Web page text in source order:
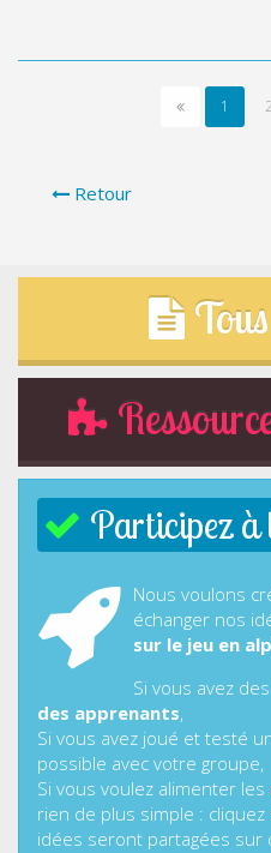
1 2
Retour
Participez à
Nous voulons
échanger nos
sur le jeu en
Si vous avez
des apprenants,
Si vous avez joué et testé
possible avec votre groupe,
Si vous voulez alimenter les
rien de plus simple :
idées seront partagées sur